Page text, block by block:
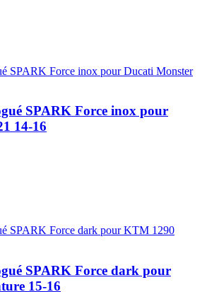
SPARK Force inox pour
14-16
SPARK Force dark pour
15-16